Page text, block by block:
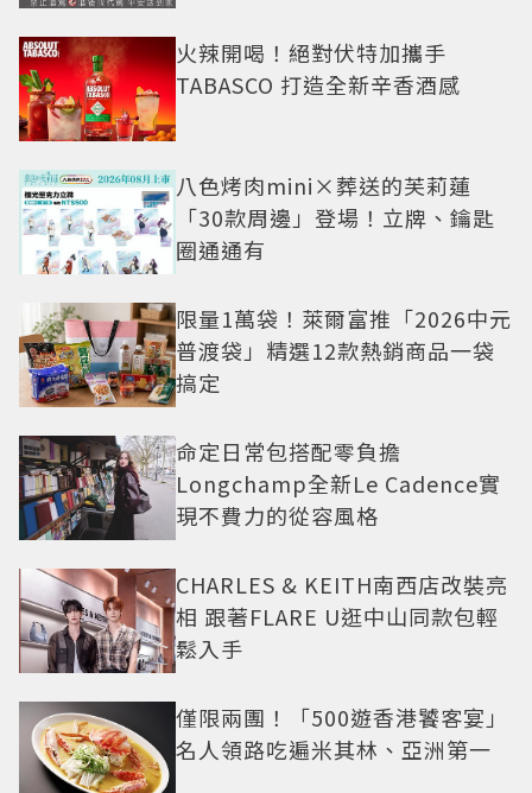
火辣開喝！絕對伏特加攜手
TABASCO 打造全新辛香酒感
八色烤肉mini×葬送的芙莉蓮
「30款周邊」登場！立牌、鑰匙
圈通通有
限量1萬袋！萊爾富推「2026中元
普渡袋」精選12款熱銷商品一袋
搞定
命定日常包搭配零負擔
Longchamp全新Le Cadence實
現不費力的從容風格
CHARLES & KEITH南西店改裝亮
相 跟著FLARE U逛中山同款包輕
鬆入手
僅限兩團！「500遊香港饕客宴」
名人領路吃遍米其林、亞洲第一